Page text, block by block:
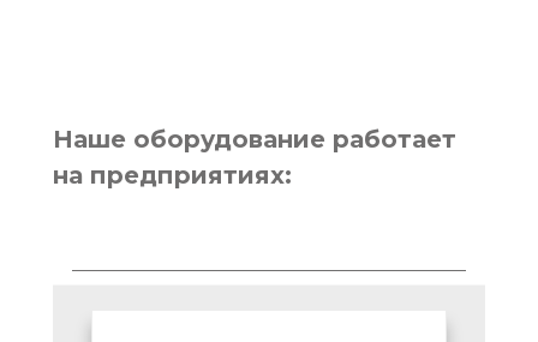
Наше оборудование работает
на предприятиях: